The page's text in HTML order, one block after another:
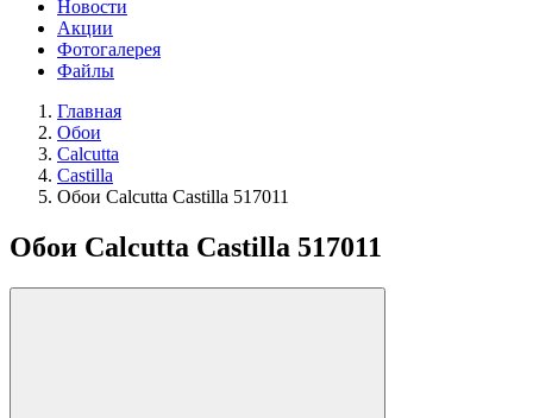
Новости
Акции
Фотогалерея
Файлы
Главная
Обои
Calcutta
Castilla
Обои Calcutta Castilla 517011
Обои Calcutta Castilla 517011